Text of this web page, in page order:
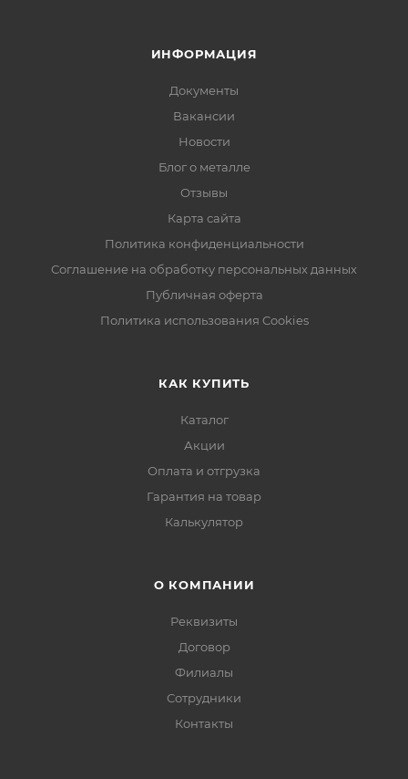
ИНФОРМАЦИЯ
Документы
Вакансии
Новости
Блог о металле
Отзывы
Карта сайта
Политика конфиденциальности
Соглашение на обработку персональных данных
Публичная оферта
Политика использования Cookies
КАК КУПИТЬ
Каталог
Акции
Оплата и отгрузка
Гарантия на товар
Калькулятор
О КОМПАНИИ
Реквизиты
Договор
Филиалы
Сотрудники
Контакты